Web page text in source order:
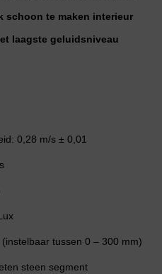
schoon te maken interieur
laagste geluidsniveau
0,28 m/s ± 0,01
tussen 0 – 300 mm)
steen segment